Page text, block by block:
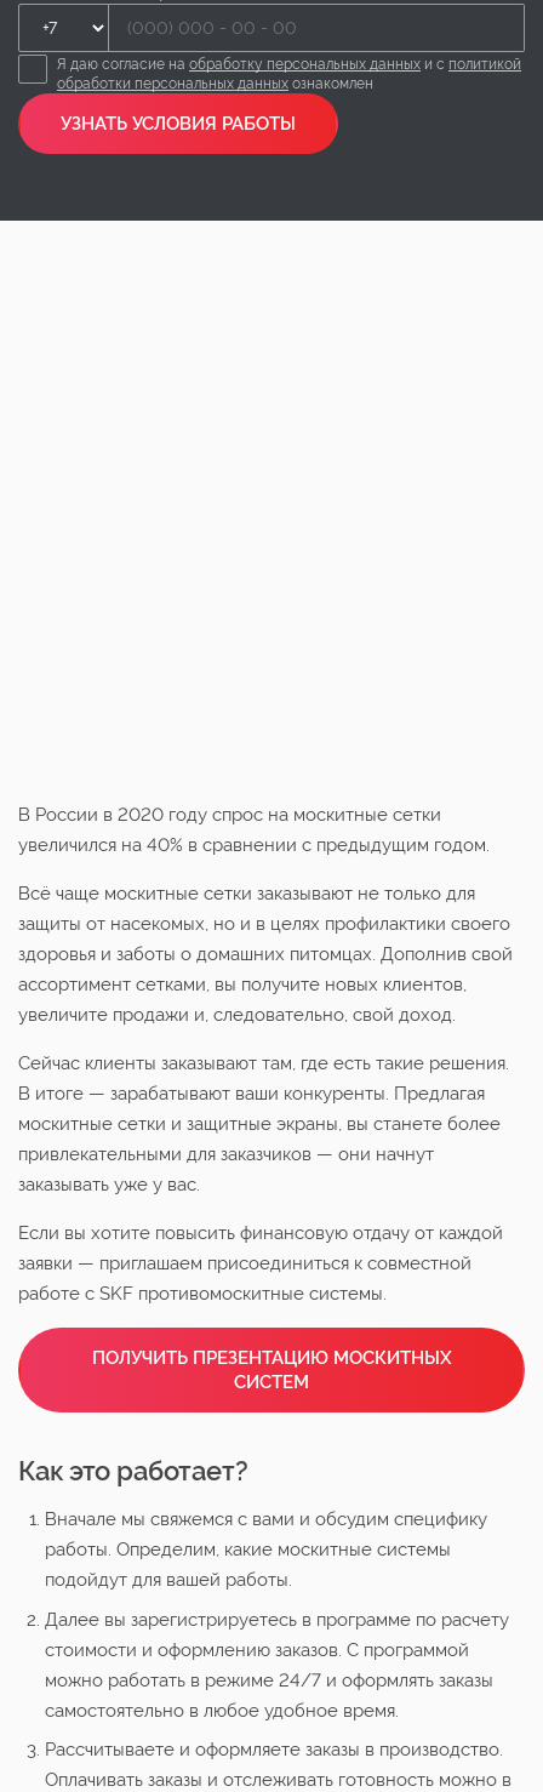
Я даю согласие на обработку персональных данных и с политикой
обработки персональных данных ознакомлен
УЗНАТЬ УСЛОВИЯ РАБОТЫ
В России в 2020 году спрос на москитные сетки
увеличился на 40% в сравнении с предыдущим годом.
Всё чаще москитные сетки заказывают не только для
защиты от насекомых, но и в целях профилактики своего
здоровья и заботы о домашних питомцах. Дополнив свой
ассортимент сетками, вы получите новых клиентов,
увеличите продажи и, следовательно, свой доход.
Сейчас клиенты заказывают там, где есть такие решения.
В итоге — зарабатывают ваши конкуренты. Предлагая
москитные сетки и защитные экраны, вы станете более
привлекательными для заказчиков — они начнут
заказывать уже у вас.
Если вы хотите повысить финансовую отдачу от каждой
заявки — приглашаем присоединиться к совместной
работе с SKF противомоскитные системы.
ПОЛУЧИТЬ ПРЕЗЕНТАЦИЮ МОСКИТНЫХ
СИСТЕМ
Как это работает?
Вначале мы свяжемся с вами и обсудим специфику
работы. Определим, какие москитные системы
подойдут для вашей работы.
Далее вы зарегистрируетесь в программе по расчету
стоимости и оформлению заказов. С программой
можно работать в режиме 24/7 и оформлять заказы
самостоятельно в любое удобное время.
Рассчитываете и оформляете заказы в производство.
Оплачивать заказы и отслеживать готовность можно в